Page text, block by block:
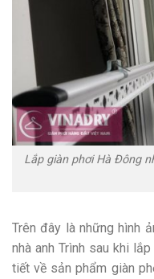
Lắp giàn phơi Hà Đông
Trên đây là những hình
nhà anh Trình sau khi
tiết về sản phẩm giàn